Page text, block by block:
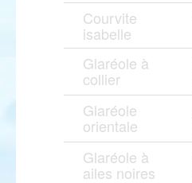
Courvite
isabelle
Glaréole à
collier
Glaréole
orientale
Glaréole à
ailes noires